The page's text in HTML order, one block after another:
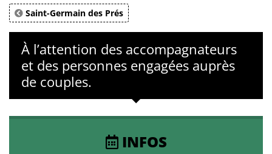
Saint-Germain des Prés
À l’attention des accompagnateurs
et des personnes engagées auprès
de couples.
INFOS